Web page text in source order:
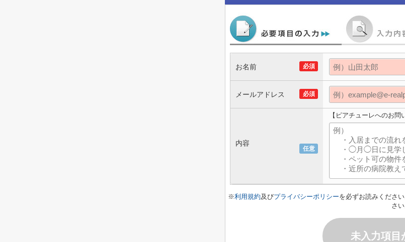
必須
お名前
必須
メールアドレス
任意
内容
【ピアチューレへのお問
※利用規約及びプライバシーポリシーを必ずお読みくださ
さい
未入力項目